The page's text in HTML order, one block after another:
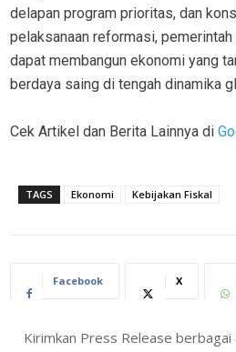
delapan program prioritas, dan
pelaksanaan reformasi,
dapat membangun ekonomi yang
berdaya saing di tengah dinamika
Cek Artikel dan Berita Lainnya di
TAGS Ekonomi Kebijakan Fiskal
Facebook X
Kirimkan Press Release